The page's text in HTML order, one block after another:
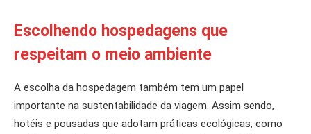
Escolhendo hospedagens que
respeitam o meio ambiente
A escolha da hospedagem também tem um papel
importante na sustentabilidade da viagem. Assim sendo,
hotéis e pousadas que adotam práticas ecológicas, como